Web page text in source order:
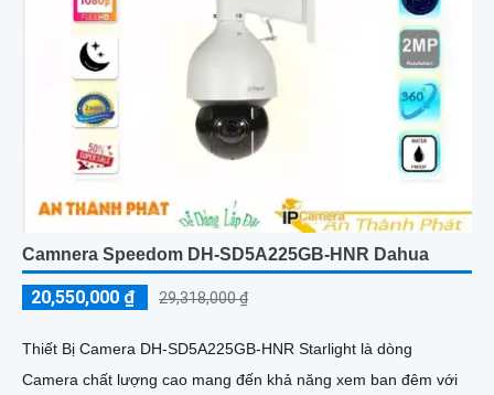
Camnera Speedom DH-SD5A225GB-HNR Dahua
20,550,000 ₫ 29,318,000 ₫
Thiết Bị Camera DH-SD5A225GB-HNR Starlight là dòng
Camera chất lượng cao mang đến khả năng xem ban đêm với